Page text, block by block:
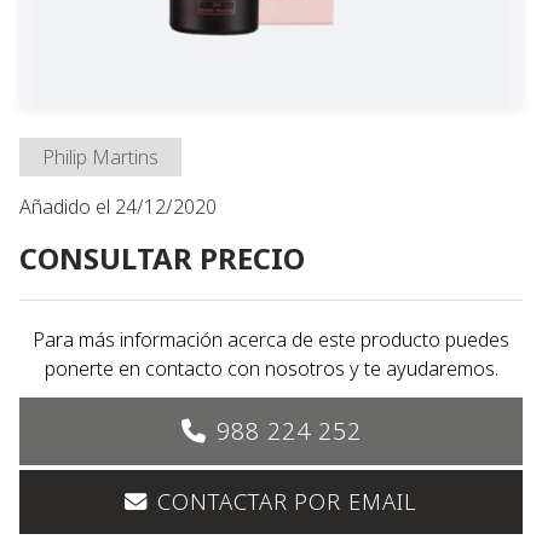
Philip Martins
Añadido el 24/12/2020
CONSULTAR PRECIO
Para más información acerca de este producto puedes
ponerte en contacto con nosotros y te ayudaremos.
988 224 252
CONTACTAR POR EMAIL